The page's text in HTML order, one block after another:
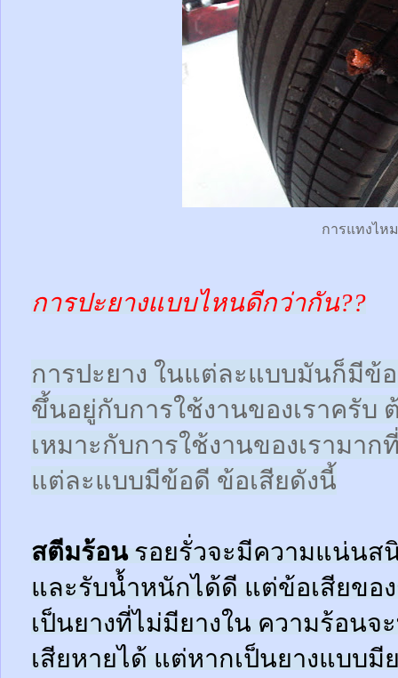
การแทงไหม
การปะยางแบบไหนดีกว่ากัน??
การปะยาง ในแต่ละแบบมันก็มีข้
ขึ้นอยู่กับการใช้งานของเราครับ
เหมาะกับการใช้งานของเรามา
แต่ละแบบมีข้อดี ข้อเสียดังนี้
สตีมร้อนรอยรั่วจะมีความแน่นส
และรับน้ำหนักได้ดี แต่ข้อเสียขอ
เป็นยางที่ไม่มียางใน ความร้อนจ
เสียหายได้ แต่หากเป็นยางแบบมี